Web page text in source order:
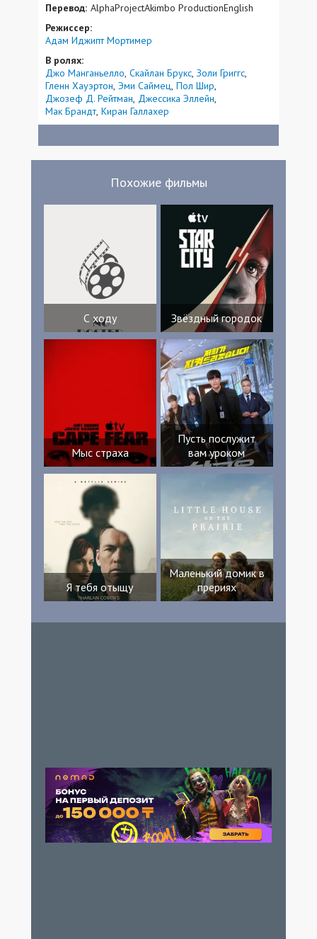
Перевод: AlphaProjectAkimbo ProductionEnglish
Режиссер:
Адам Иджипт Мортимер
В ролях:
Джо Манганьелло Скайлан Брукс Золи Григгс
Гленн Хауэртон Эми Саймец Пол Шир
Джозеф Д. Рейтман Джессика Эллейн
Мак Брандт Киран Галлахер
Похожие фильмы
С ходу Звёздный городок
Мыс страха
Пусть послужит
вам уроком
Я тебя отыщу
Маленький домик в
прериях